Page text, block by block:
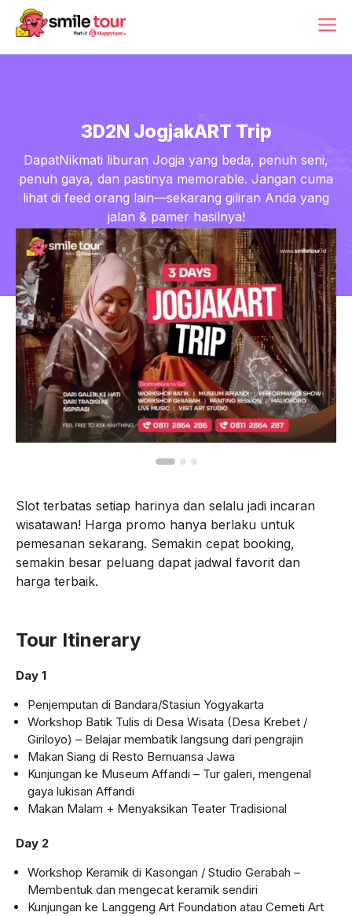
Skip
3D2N JogjakART Trip
DapatNikmati liburan Jogja yang beda, penuh seni,
penuh gaya, dan pastinya memorable. Jangan cuma
lihat di feed orang lain—sekarang giliran Anda yang
jalan & pamer hasilnya!
Slot terbatas setiap harinya dan selalu jadi incaran
wisatawan! Harga promo hanya berlaku untuk
pemesanan sekarang. Semakin cepat booking,
semakin besar peluang dapat jadwal favorit dan
harga terbaik.
Tour Itinerary
Day 1
Penjemputan di Bandara/Stasiun Yogyakarta
Workshop Batik Tulis di Desa Wisata (Desa Krebet /
Giriloyo) – Belajar membatik langsung dari pengrajin
Makan Siang di Resto Bernuansa Jawa
Kunjungan ke Museum Affandi – Tur galeri, mengenal
gaya lukisan Affandi
Makan Malam + Menyaksikan Teater Tradisional
Day 2
Workshop Keramik di Kasongan / Studio Gerabah –
Membentuk dan mengecat keramik sendiri
Kunjungan ke Langgeng Art Foundation atau Cemeti Art